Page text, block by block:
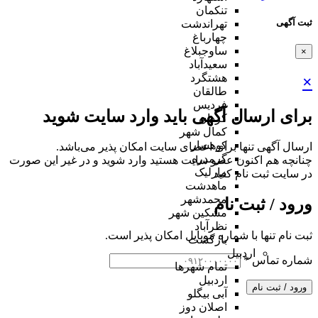
ثبت آگهی
×
×
برای ارسال آگهی باید وارد سایت شوید
ارسال آگهی تنها برای اعضای سایت امکان پذیر می‌باشد.
چنانچه هم‌ اکنون عضو سایت هستید وارد شوید و در غیر این صورت
در سایت ثبت نام کنید
ورود / ثبت نام
ثبت نام تنها با شماره موبایل امکان پذیر است.
شماره تماس*
ورود / ثبت نام
تنکمان
تهراندشت
چهارباغ
ساوجبلاغ
سعیدآباد
هشتگرد
طالقان
فردیس
کردان
کمال شهر
کوهسار
گرمدره
مارلیک
ماهدشت
محمدشهر
مشکین شهر
نظرآباد
بازگشت
اردبیل
تمام شهر‌ها
اردبیل
آبی بیگلو
اصلان دوز